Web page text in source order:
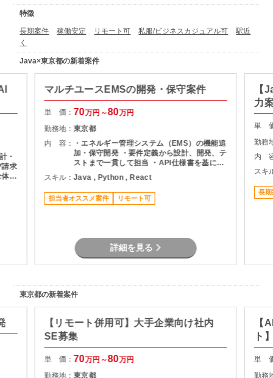
特徴
長期案件 稼働安定 リモート可 私服/ビジネスカジュアル可
駅近
く
Java×東京都の新着案件
・
請求
の
マルチユースEMSの開発・保守案件
単 価： 70万円～80万円
勤務地：東京都
内 容：
・エネルギー管理システム（EMS）の機能追
加・保守開発 ・要件定義から設計、開発、テ
ストまで一貫して担当 ・API仕様書を基にし
たDB設計・ロジック設計 ・設計書作成およ
び各種レビュー対応 ・プロジェクト管理支援
（進捗・課題管理、関係者調整） ・品質管理
および開発推進
スキル：Java , Python , React
担当者オススメ案件 リモート可
詳細を見る
【
力
単
勤務
内
スキ
長期
東京都の新着案件
【リモート併用可】大手企業向け社内
SE募集
単 価： 70万円～80万円
勤務地：東京都
【
ト
単
勤務